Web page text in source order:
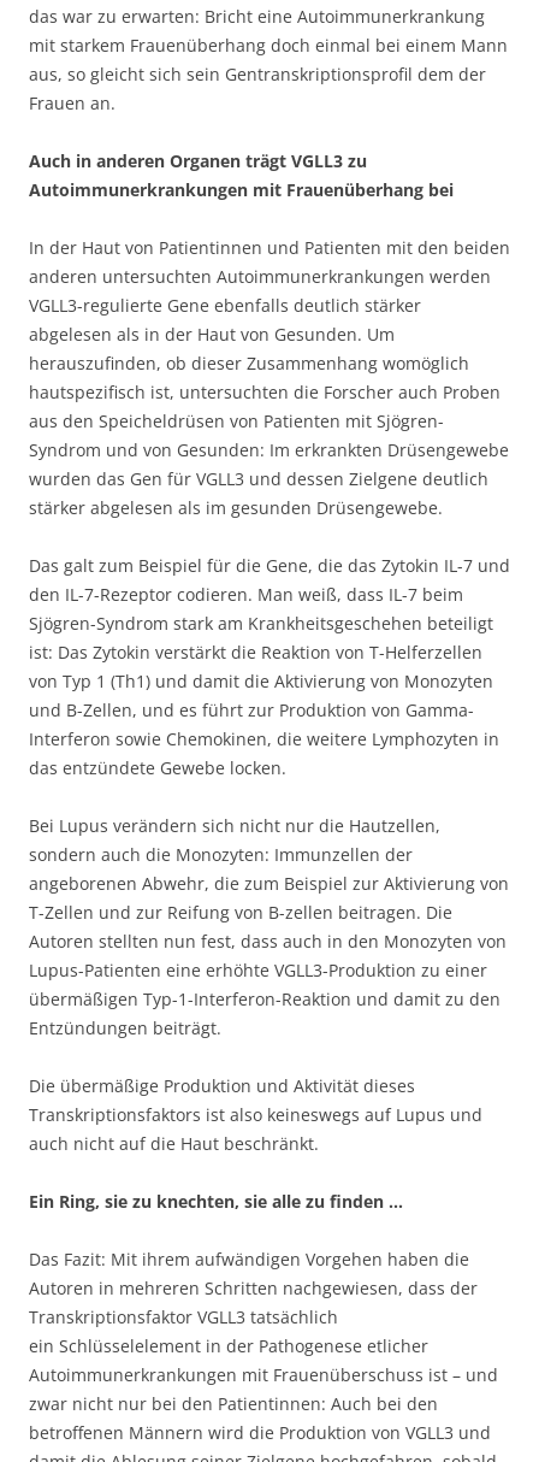
das war zu erwarten: Bricht eine Autoimmunerkrankung
mit starkem Frauenüberhang doch einmal bei einem Mann
aus, so gleicht sich sein Gentranskriptionsprofil dem der
Frauen an.
Auch in anderen Organen trägt VGLL3 zu
Autoimmunerkrankungen mit Frauenüberhang bei
In der Haut von Patientinnen und Patienten mit den beiden
anderen untersuchten Autoimmunerkrankungen werden
VGLL3-regulierte Gene ebenfalls deutlich stärker
abgelesen als in der Haut von Gesunden. Um
herauszufinden, ob dieser Zusammenhang womöglich
hautspezifisch ist, untersuchten die Forscher auch Proben
aus den Speicheldrüsen von Patienten mit Sjögren-
Syndrom und von Gesunden: Im erkrankten Drüsengewebe
wurden das Gen für VGLL3 und dessen Zielgene deutlich
stärker abgelesen als im gesunden Drüsengewebe.
Das galt zum Beispiel für die Gene, die das Zytokin IL-7 und
den IL-7-Rezeptor codieren. Man weiß, dass IL-7 beim
Sjögren-Syndrom stark am Krankheitsgeschehen beteiligt
ist: Das Zytokin verstärkt die Reaktion von T-Helferzellen
von Typ 1 (Th1) und damit die Aktivierung von Monozyten
und B-Zellen, und es führt zur Produktion von Gamma-
Interferon sowie Chemokinen, die weitere Lymphozyten in
das entzündete Gewebe locken.
Bei Lupus verändern sich nicht nur die Hautzellen,
sondern auch die Monozyten: Immunzellen der
angeborenen Abwehr, die zum Beispiel zur Aktivierung von
T-Zellen und zur Reifung von B-zellen beitragen. Die
Autoren stellten nun fest, dass auch in den Monozyten von
Lupus-Patienten eine erhöhte VGLL3-Produktion zu einer
übermäßigen Typ-1-Interferon-Reaktion und damit zu den
Entzündungen beiträgt.
Die übermäßige Produktion und Aktivität dieses
Transkriptionsfaktors ist also keineswegs auf Lupus und
auch nicht auf die Haut beschränkt.
Ein Ring, sie zu knechten, sie alle zu finden …
Das Fazit: Mit ihrem aufwändigen Vorgehen haben die
Autoren in mehreren Schritten nachgewiesen, dass der
Transkriptionsfaktor VGLL3 tatsächlich
ein Schlüsselelement in der Pathogenese etlicher
Autoimmunerkrankungen mit Frauenüberschuss ist – und
zwar nicht nur bei den Patientinnen: Auch bei den
betroffenen Männern wird die Produktion von VGLL3 und